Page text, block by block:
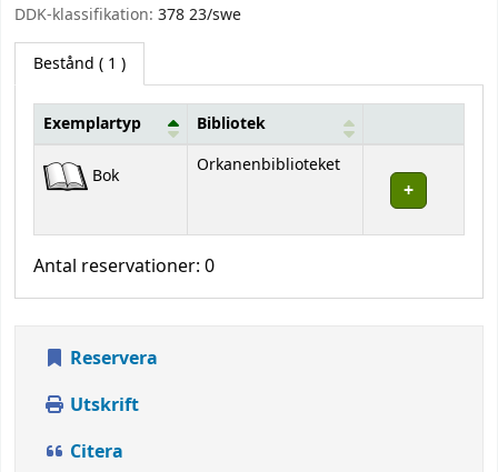
DDK-klassifikation: 378 23/swe
Bestånd ( 1 )
Bestånd
Exemplartyp Bibliotek
Bok Orkanenbiblioteket
Antal reservationer: 0
Reservera
Utskrift
Citera